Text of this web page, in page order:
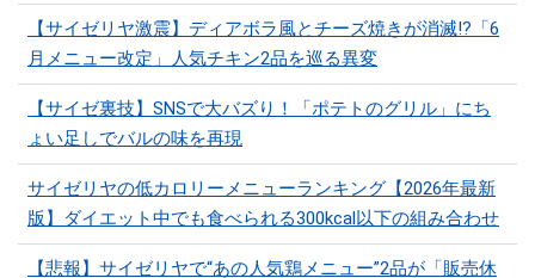
【サイゼリヤ激震】ディアボラ風とチーズ焼きが消滅!?「6
月メニュー改定」人気チキン2品を巡る異変
【サイゼ裏技】SNSで大バズり！「ポテトのグリル」にち
ょい足しでバルの味を再現
サイゼリヤの低カロリーメニューランキング【2026年最新
版】ダイエット中でも食べられる300kcal以下の組み合わせ
【悲報】サイゼリヤで“あの人気鶏メニュー”2品が「販売休